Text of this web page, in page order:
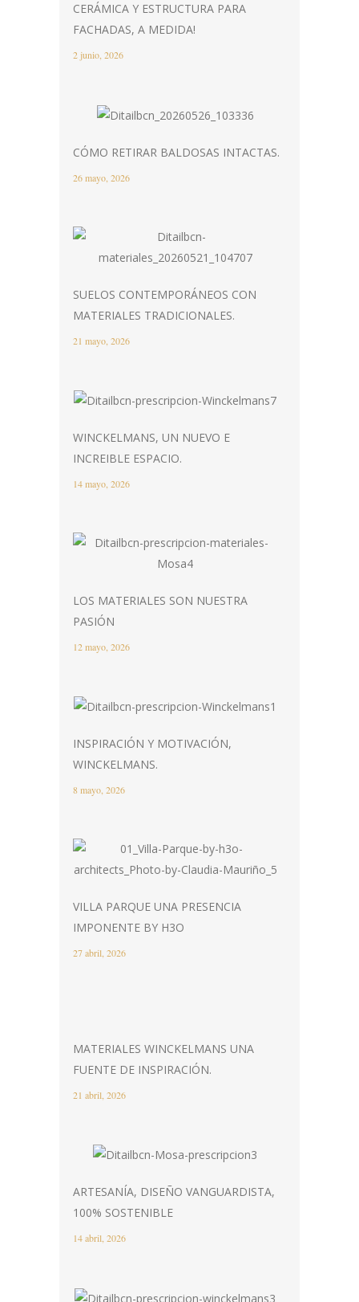
CERÁMICA Y ESTRUCTURA PARA
FACHADAS, A MEDIDA!
2 junio, 2026
CÓMO RETIRAR BALDOSAS INTACTAS.
26 mayo, 2026
SUELOS CONTEMPORÁNEOS CON
MATERIALES TRADICIONALES.
21 mayo, 2026
WINCKELMANS, UN NUEVO E
INCREIBLE ESPACIO.
14 mayo, 2026
LOS MATERIALES SON NUESTRA
PASIÓN
12 mayo, 2026
INSPIRACIÓN Y MOTIVACIÓN,
WINCKELMANS.
8 mayo, 2026
VILLA PARQUE UNA PRESENCIA
IMPONENTE BY H3O
27 abril, 2026
MATERIALES WINCKELMANS UNA
FUENTE DE INSPIRACIÓN.
21 abril, 2026
ARTESANÍA, DISEÑO VANGUARDISTA,
100% SOSTENIBLE
14 abril, 2026